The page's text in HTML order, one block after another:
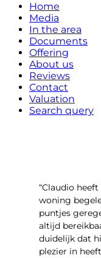
Home
Media
In the area
Documents
Offering
About us
Reviews
Contact
Valuation
Search query
“Claudio
woning
puntjes
altijd
duidelijk dat
plezier in